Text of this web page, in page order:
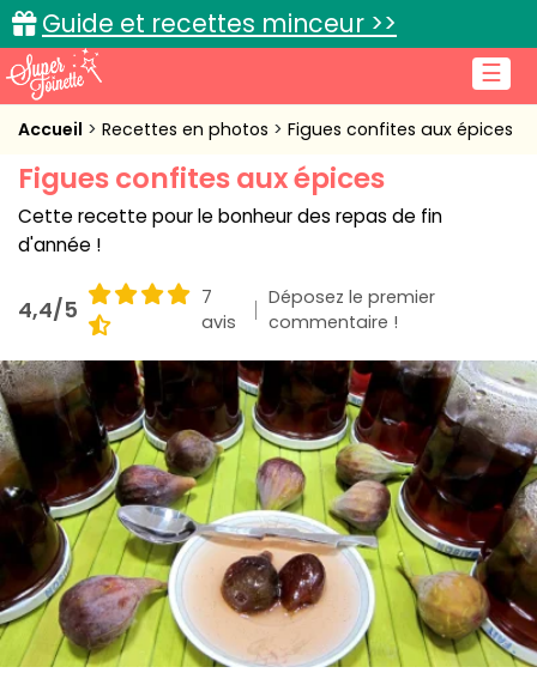
☰
Guide et recettes minceur >>
Accueil
Recettes de cuisine
Cuisine pratique
L'actu cuisine
Connexion
Accueil Recettes en photos Figues confites aux épices
Figues confites aux épices
Cette recette pour le bonheur des repas de fin
d'année !
4,4/5
7
avis
Déposez le premier
commentaire !